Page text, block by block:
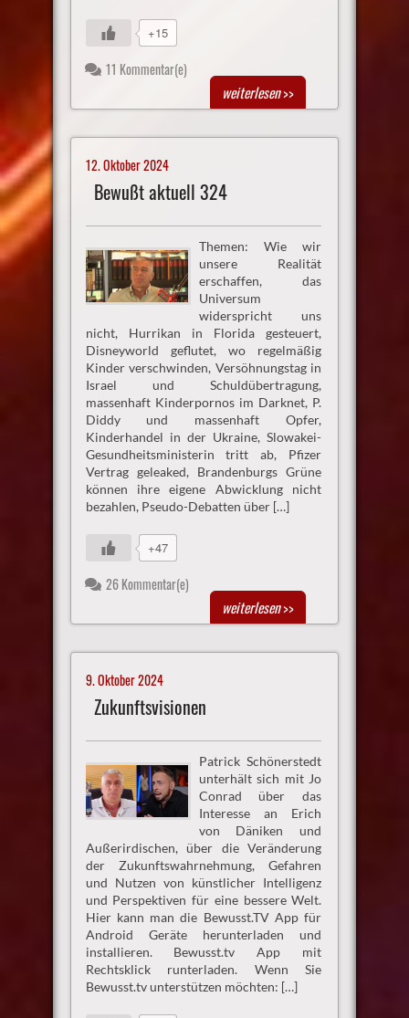
+15
11 Kommentar(e)
weiterlesen>>
12. Oktober 2024
Bewußt aktuell 324
Themen: Wie wir
unsere Realität
erschaffen, das
Universum
widerspricht uns
nicht, Hurrikan in Florida gesteuert,
Disneyworld geflutet, wo regelmäßig
Kinder verschwinden, Versöhnungstag in
Israel und Schuldübertragung,
massenhaft Kinderpornos im Darknet, P.
Diddy und massenhaft Opfer,
Kinderhandel in der Ukraine, Slowakei-
Gesundheitsministerin tritt ab, Pfizer
Vertrag geleaked, Brandenburgs Grüne
können ihre eigene Abwicklung nicht
bezahlen, Pseudo-Debatten über […]
+47
26 Kommentar(e)
weiterlesen>>
9. Oktober 2024
Zukunftsvisionen
Patrick Schönerstedt
unterhält sich mit Jo
Conrad über das
Interesse an Erich
von Däniken und
Außerirdischen, über die Veränderung
der Zukunftswahrnehmung, Gefahren
und Nutzen von künstlicher Intelligenz
und Perspektiven für eine bessere Welt.
Hier kann man die Bewusst.TV App für
Android Geräte herunterladen und
installieren. Bewusst.tv App mit
Rechtsklick runterladen. Wenn Sie
Bewusst.tv unterstützen möchten: […]